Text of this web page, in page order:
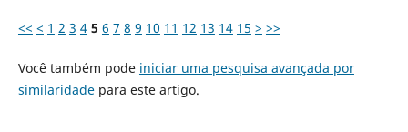
<< < 1 2 3 4 5 6 7 8 9 10 11 12 13 14 15 > >>
Você também pode iniciar uma pesquisa avançada por
similaridadepara este artigo.